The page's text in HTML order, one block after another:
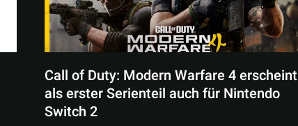
Call of Duty: Modern Warfare 4 erscheint
als erster Serienteil auch für Nintendo
Switch 2